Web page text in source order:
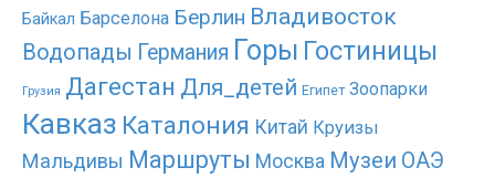
Байкал Барселона Берлин Владивосток
Водопады Германия Горы Гостиницы
Грузия Дагестан Для_детей Египет Зоопарки
Кавказ Каталония Китай Круизы
Мальдивы Маршруты Москва Музеи ОАЭ